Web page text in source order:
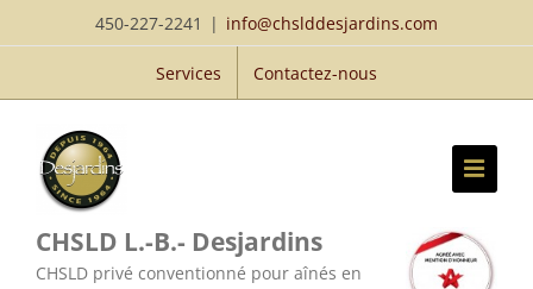
au
450-227-2241 | info@chslddesjardins.com
Services Contactez-nous
CHSLD L.-B.- Desjardins
CHSLD privé conventionné pour aînés en